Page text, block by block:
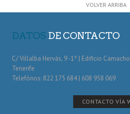
VOLVER ARRIBA
DATOS DE CONTACTO
C/ Villalba Hervás, 9 -1º | Edificio
Tenerife
Telefónos: 822 175 684 | 608 958 069
CONTACTO VÍA